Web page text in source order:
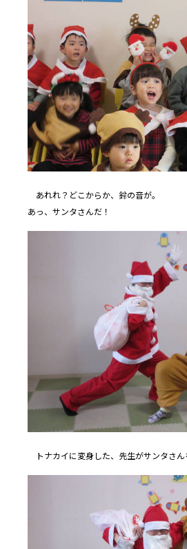
あれれ？どこからか、鈴の音が。
あっ、サンタさんだ！
トナカイに変身した、先生がサンタさん